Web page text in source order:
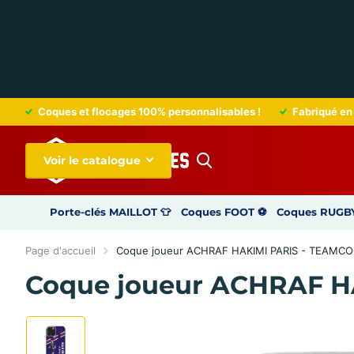
Coques et flocages 100% personnalisables ! Fabriqué
Voir le catalogue
Porte-clés MAILLOT 👕 Coques FOOT ⚽ Coques
Page d'accueil Coque joueur ACHRAF HAKIMI PARIS -
Coque joueur ACHRAF